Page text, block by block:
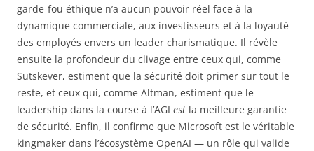
garde-fou éthique n’a aucun pouvoir réel face à la
dynamique commerciale, aux investisseurs et à la loyauté
des employés envers un leader charismatique. Il révèle
ensuite la profondeur du clivage entre ceux qui, comme
Sutskever, estiment que la sécurité doit primer sur tout le
reste, et ceux qui, comme Altman, estiment que le
leadership dans la course à l’AGI est la meilleure garantie
de sécurité. Enfin, il confirme que Microsoft est le véritable
kingmaker dans l’écosystème OpenAI — un rôle qui valide